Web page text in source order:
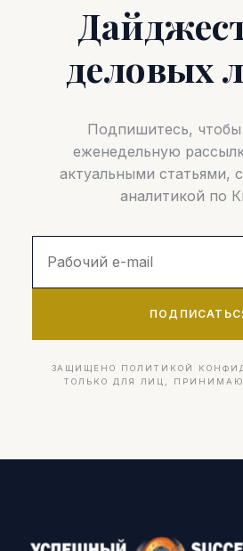
деловых
Подпишитесь, чтобы
еженедельную
актуальными статьями,
аналитикой по
ЗАЩИЩЕНО ПОЛИТИКОЙ
ТОЛЬКО ДЛЯ ЛИЦ,